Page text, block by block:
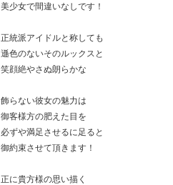
美少女で間違いなしです！
正統派アイドルと称しても
遜色のないそのルックスと
笑顔絶やさぬ朗らかな
飾らない彼女の魅力は
御客様方の肥えた目を
必ずや満足させるに足ると
御約束させて頂きます！
正に貴方様の思い描く